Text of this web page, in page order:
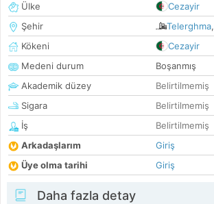
Ülke
Cezayir
Şehir
Telerghma,
Kökeni
Cezayir
Medeni durum
Boşanmış
Akademik düzey
Belirtilmemiş
Sigara
Belirtilmemiş
İş
Belirtilmemiş
Arkadaşlarım
Giriş
Üye olma tarihi
Giriş
Daha fazla detay